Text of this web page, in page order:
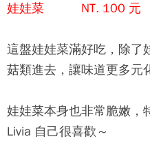
娃娃菜 NT. 100 元
這盤娃娃菜滿好吃，除了
菇類進去，讓味道更多元
娃娃菜本身也非常脆嫩，
Livia 自己很喜歡～